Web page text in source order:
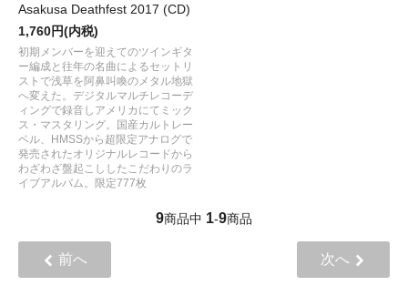
Asakusa Deathfest 2017 (CD)
1,760円(内税)
初期メンバーを迎えてのツインギタ
ー編成と往年の名曲によるセットリ
ストで浅草を阿鼻叫喚のメタル地獄
へ変えた。デジタルマルチレコーデ
ィングで録音しアメリカにてミック
ス・マスタリング。国産カルトレー
ベル、HMSSから超限定アナログで
発売されたオリジナルレコードから
わざわざ盤起こししたこだわりのラ
イブアルバム。限定777枚
9商品中 1-9商品
前へ 次へ